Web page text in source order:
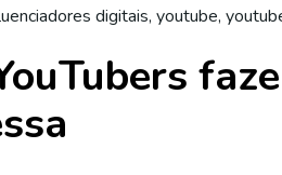
digitais, youtube,